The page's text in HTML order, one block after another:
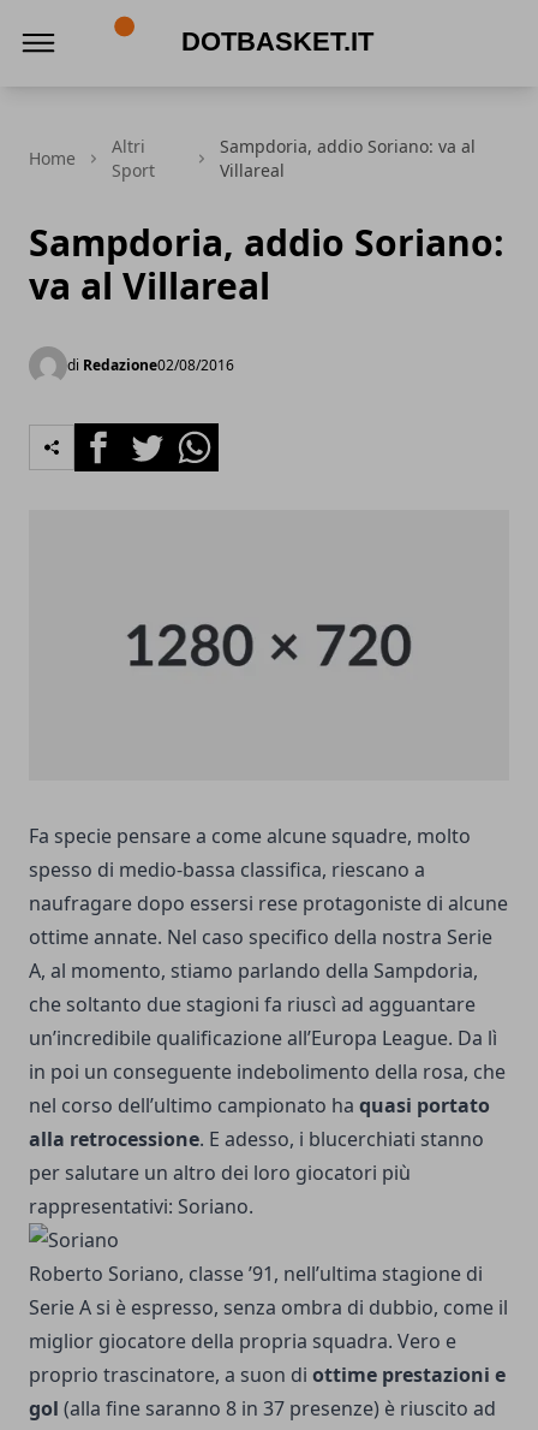
Home
Altri
Sport
Sampdoria, addio Soriano: va al
Villareal
Sampdoria, addio Soriano:
va al Villareal
di Redazione02/08/2016
FacebookTwitterWhatsapp
Fa specie pensare a come alcune squadre, molto
spesso di medio-bassa classifica, riescano a
naufragare dopo essersi rese protagoniste di alcune
ottime annate. Nel caso specifico della nostra Serie
A, al momento, stiamo parlando della Sampdoria,
che soltanto due stagioni fa riuscì ad agguantare
un’incredibile qualificazione all’Europa League. Da lì
in poi un conseguente indebolimento della rosa, che
nel corso dell’ultimo campionato ha quasi portato
alla retrocessione. E adesso, i blucerchiati stanno
per salutare un altro dei loro giocatori più
rappresentativi: Soriano.
Roberto Soriano, classe ’91, nell’ultima stagione di
Serie A si è espresso, senza ombra di dubbio, come il
miglior giocatore della propria squadra. Vero e
proprio trascinatore, a suon di ottime prestazioni e
gol (alla fine saranno 8 in 37 presenze) è riuscito ad